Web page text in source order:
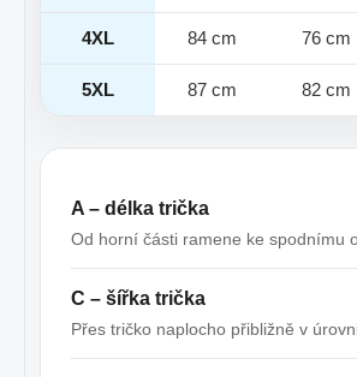
4XL 84 cm 76 cm
5XL 87 cm 82 cm
A – délka trička
Od horní části ramene ke spodnímu
C – šířka trička
Přes tričko naplocho přibližně v